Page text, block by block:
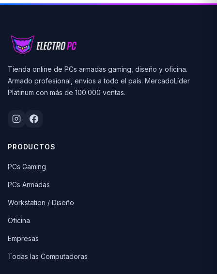
Tienda online de PCs armadas gaming, diseño y oficina.
Armado profesional, envíos a todo el país. MercadoLíder
Platinum con más de 100.000 ventas.
PRODUCTOS
PCs Gaming
PCs Armadas
Workstation / Diseño
Oficina
Empresas
Todas las Computadoras